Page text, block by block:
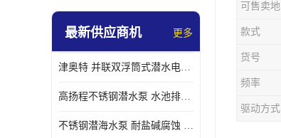
螺旋离心泵
控制柜
最新供应商机 更多
津奥特 并联双浮筒式潜水电泵 矿山抢险泵 大流量卧式安装 可提供定制
高扬程不锈钢潜水泵 水池排水 变频 井用潜水电泵供应 能耗低 工厂批发
不锈钢潜海水泵 耐盐碱腐蚀 大流量 立式卧式下吸式安装 厂家定制
可售卖地
款式
货号
频率
驱动方式